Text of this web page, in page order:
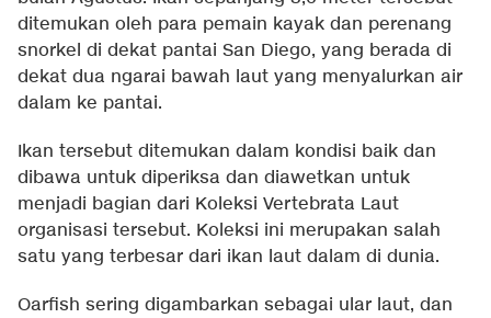
ditemukan oleh para pemain kayak dan perenang
snorkel di dekat pantai San Diego, yang berada di
dekat dua ngarai bawah laut yang menyalurkan air
dalam ke pantai.
Ikan tersebut ditemukan dalam kondisi baik dan
dibawa untuk diperiksa dan diawetkan untuk
menjadi bagian dari Koleksi Vertebrata Laut
organisasi tersebut. Koleksi ini merupakan salah
satu yang terbesar dari ikan laut dalam di dunia.
Oarfish sering digambarkan sebagai ular laut, dan